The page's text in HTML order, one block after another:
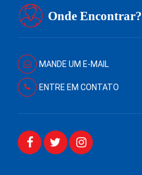
Onde Encontrar?
MANDE UM E-MAIL
ENTRE EM CONTATO